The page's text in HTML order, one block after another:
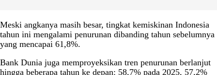
Meski angkanya masih besar, tingkat kemiskinan Indonesia
tahun ini mengalami penurunan dibanding tahun sebelumnya
yang mencapai 61,8%.
Bank Dunia juga memproyeksikan tren penurunan berlanjut
hingga beberapa tahun ke depan: 58,7% pada 2025, 57,2%